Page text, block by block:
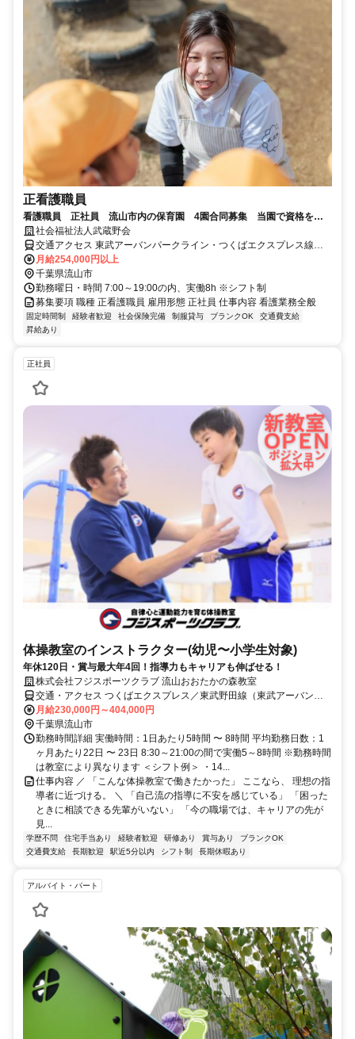
正看護職員
看護職員 正社員 流山市内の保育園 4園合同募集 当園で資格を活
かして活躍しませんか？
社会福祉法人武蔵野会
交通アクセス 東武アーバンパークライン・つくばエクスプレス線
「流山おおたかの森駅」よりすぐ
月給254,000円以上
千葉県流山市
勤務曜日・時間 7:00～19:00の内、実働8h ※シフト制
募集要項 職種 正看護職員 雇用形態 正社員 仕事内容 看護業務全般
固定時間制 経験者歓迎 社会保険完備 制服貸与 ブランクOK
交通費支給
昇給あり
正社員
体操教室のインストラクター(幼児〜小学生対象)
年休120日・賞与最大年4回！指導力もキャリアも伸ばせる！
株式会社フジスポーツクラブ 流山おおたかの森教室
交通・アクセス つくばエクスプレス／東武野田線（東武アーバンパ
ークライン）「流山おおたかの森駅」より徒歩3分
月給230,000円～404,000円
千葉県流山市
勤務時間詳細 実働時間：1日あたり5時間 〜 8時間 平均勤務日数：1
ヶ月あたり22日 〜 23日 8:30～21:00の間で実働5～8時間 ※勤務時間
は教室により異なります ＜シフト例＞ ・14...
仕事内容 ／ 「こんな体操教室で働きたかった」 ここなら、 理想の指
導者に近づける。 ＼ 「自己流の指導に不安を感じている」 「困った
ときに相談できる先輩がいない」 「今の職場では、キャリアの先が
見...
学歴不問 住宅手当あり 経験者歓迎 研修あり 賞与あり
ブランクOK
交通費支給
長期歓迎 駅近5分以内 シフト制 長期休暇あり
アルバイト・パート